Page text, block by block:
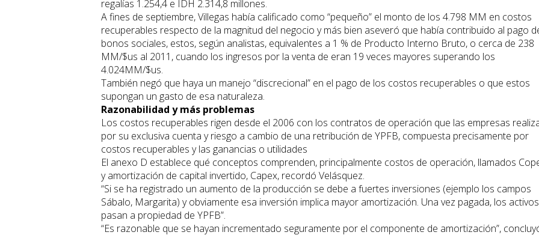
regalías 1.254,4 e IDH 2.314,8 millones.
A fines de septiembre, Villegas había calificado como “pequeño” el monto de los 4.798 MM en costos
recuperables respecto de la magnitud del negocio y más bien aseveró que había contribuido al pago
bonos sociales, estos, según analistas, equivalentes a 1 % de Producto Interno Bruto, o cerca de 238
MM/$us al 2011, cuando los ingresos por la venta de eran 19 veces mayores superando los
4.024MM/$us.
También negó que haya un manejo “discrecional” en el pago de los costos recuperables o que estos
supongan un gasto de esa naturaleza.
Razonabilidad y más problemas
Los costos recuperables rigen desde el 2006 con los contratos de operación que las empresas
por su exclusiva cuenta y riesgo a cambio de una retribución de YPFB, compuesta precisamente por
costos recuperables y las ganancias o utilidades
El anexo D establece qué conceptos comprenden, principalmente costos de operación, llamados
y amortización de capital invertido, Capex, recordó Velásquez.
“Si se ha registrado un aumento de la producción se debe a fuertes inversiones (ejemplo los campos
Sábalo, Margarita) y obviamente esa inversión implica mayor amortización. Una vez pagada, los activos
pasan a propiedad de YPFB”.
“Es razonable que se hayan incrementado seguramente por el componente de amortización”,